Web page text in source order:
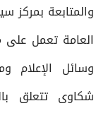
والمتابعة بمركز
العامة تعمل على
وسائل الإعلام
شكاوى تتعلق